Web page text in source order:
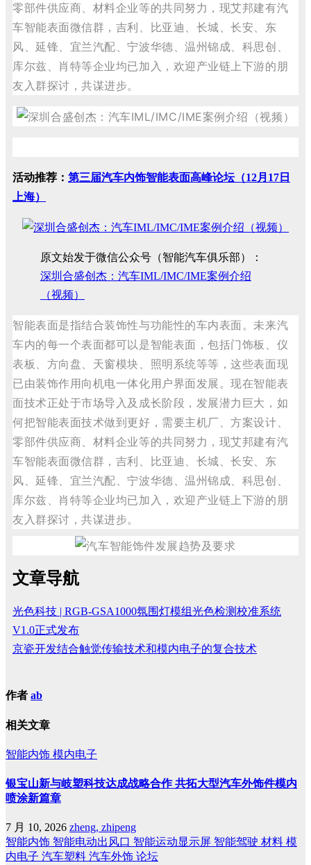
零部件供应商、材料企业等的共同努力，现艾邦建有汽
车智能表面微信群，吉利、比亚迪、长城、长安、东
风、延锋、宜兰汽配、宁波华德、温州锦成、科思创、
库尔兹、肖特等企业均已加入，欢迎产业链上下游的朋
友入群探讨，共谋进步。
活动推荐： 第三届汽车内饰智能表面高峰论坛（12月17日
上海）
原文始发于微信公众号（智能汽车俱乐部）：
深圳合盛创杰：汽车IML/IMC/IME案例介绍
（视频）
智能表面是指结合装饰性与功能性的车内表面。未来汽
车内的每一个表面都可以是智能表面，包括门饰板、仪
表板、方向盘、天窗模块、照明系统等等，这些表面现
已由装饰作用向机电一体化用户界面发展。现在智能表
面技术正处于市场导入及成长阶段，发展潜力巨大，如
何把智能表面技术做到更好，需要主机厂、方案设计、
零部件供应商、材料企业等的共同努力，现艾邦建有汽
车智能表面微信群，吉利、比亚迪、长城、长安、东
风、延锋、宜兰汽配、宁波华德、温州锦成、科思创、
库尔兹、肖特等企业均已加入，欢迎产业链上下游的朋
友入群探讨，共谋进步。
文章导航
光色科技 | RGB-GSA1000氛围灯模组光色检测校准系统
V1.0正式发布
京瓷开发结合触觉传输技术和模内电子的复合技术
作者 ab
相关文章
智能内饰 模内电子
银宝山新与岐塑科技达成战略合作 共拓大型汽车外饰件模内
喷涂新篇章
7 月 10, 2026 zheng, zhipeng
智能内饰 智能电动出风口 智能运动显示屏 智能驾驶 材料 模
内电子 汽车塑料 汽车外饰 论坛